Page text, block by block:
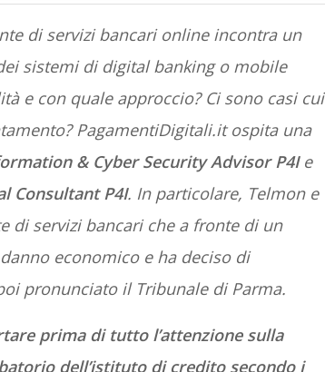
di servizi bancari online incontra un
sistemi di digital banking o mobile
e con quale approccio? Ci sono casi cui
PagamentiDigitali.it ospita una
& Cyber Security Advisor P4Ie
Consultant P4I. In particolare, Telmon e
di servizi bancari che a fronte di un
economico e ha deciso di
pronunciato il Tribunale di Parma.
prima di tutto l’attenzione sulla
dell’istituto di credito secondo i